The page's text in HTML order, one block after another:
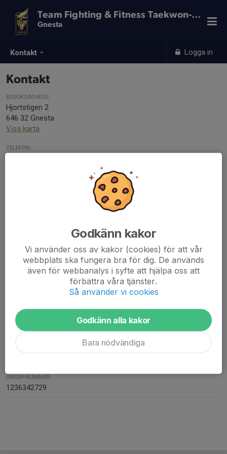
Kontakt Logga in
Team Fighting & Fitness Taekwon-Do
Gnesta
Kontakt
BESÖKSADRESS
Hjortstigen 2
646 32 Gnesta
Visa karta
TELEFON
Gnesta - Team Fighting & Fitness Taekwon-Do
C/O: Markus Känngård
Önnersta Kulle
646 94 Björnlunda
ORG. NUMMER
819001-3113
SWISH-NUMMER
1236342729
Godkänn kakor
Vi använder oss av kakor (cookies) för att vår
webbplats ska fungera bra för dig. De används
även för webbanalys i syfte att hjälpa oss att
förbättra våra tjänster.
Så använder vi cookies
Godkänn alla kakor
Bara nödvändiga